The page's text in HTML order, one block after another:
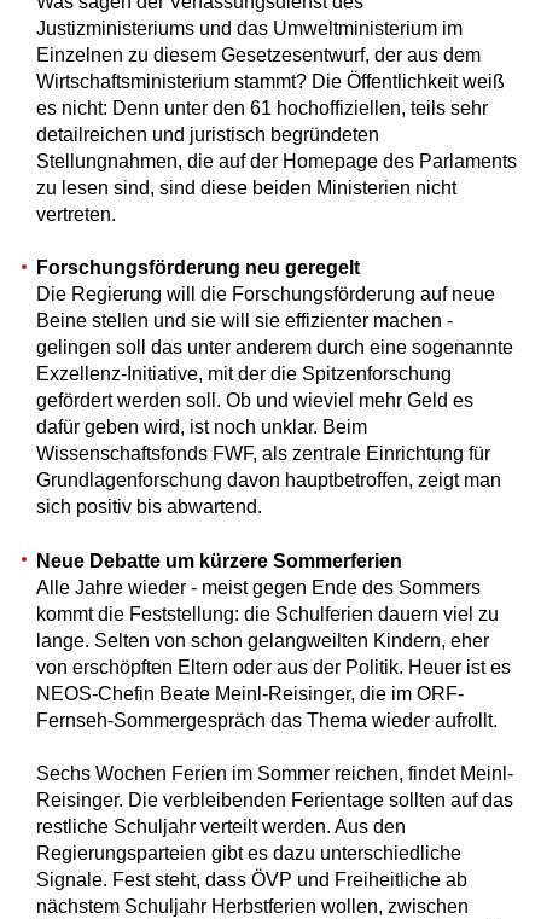
Justizministeriums und das Umweltministerium im
Einzelnen zu diesem Gesetzesentwurf, der aus dem
Wirtschaftsministerium stammt? Die Öffentlichkeit weiß
es nicht: Denn unter den 61 hochoffiziellen, teils sehr
detailreichen und juristisch begründeten
Stellungnahmen, die auf der Homepage des Parlaments
zu lesen sind, sind diese beiden Ministerien nicht
vertreten.
Forschungsförderung neu geregelt
Die Regierung will die Forschungsförderung auf neue
Beine stellen und sie will sie effizienter machen -
gelingen soll das unter anderem durch eine sogenannte
Exzellenz-Initiative, mit der die Spitzenforschung
gefördert werden soll. Ob und wieviel mehr Geld es
dafür geben wird, ist noch unklar. Beim
Wissenschaftsfonds FWF, als zentrale Einrichtung für
Grundlagenforschung davon hauptbetroffen, zeigt man
sich positiv bis abwartend.
Neue Debatte um kürzere Sommerferien
Alle Jahre wieder - meist gegen Ende des Sommers
kommt die Feststellung: die Schulferien dauern viel zu
lange. Selten von schon gelangweilten Kindern, eher
von erschöpften Eltern oder aus der Politik. Heuer ist es
NEOS-Chefin Beate Meinl-Reisinger, die im ORF-
Fernseh-Sommergespräch das Thema wieder aufrollt.
Sechs Wochen Ferien im Sommer reichen, findet Meinl-
Reisinger. Die verbleibenden Ferientage sollten auf das
restliche Schuljahr verteilt werden. Aus den
Regierungsparteien gibt es dazu unterschiedliche
Signale. Fest steht, dass ÖVP und Freiheitliche ab
nächstem Schuljahr Herbstferien wollen, zwischen